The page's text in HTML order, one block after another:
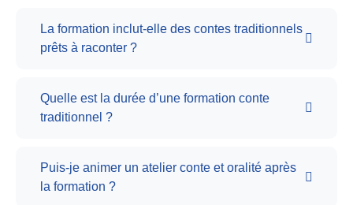
La formation inclut-elle des contes traditionnels
prêts à raconter ?
Quelle est la durée d’une formation conte
traditionnel ?
Puis-je animer un atelier conte et oralité après
la formation ?